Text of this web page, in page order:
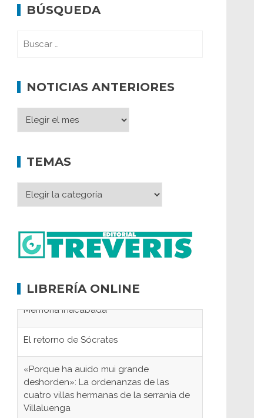
BÚSQUEDA
NOTICIAS ANTERIORES
TEMAS
LIBRERÍA ONLINE
deshorden»: La ordenanzas de las
cuatro villas hermanas de la serranía de
Villaluenga